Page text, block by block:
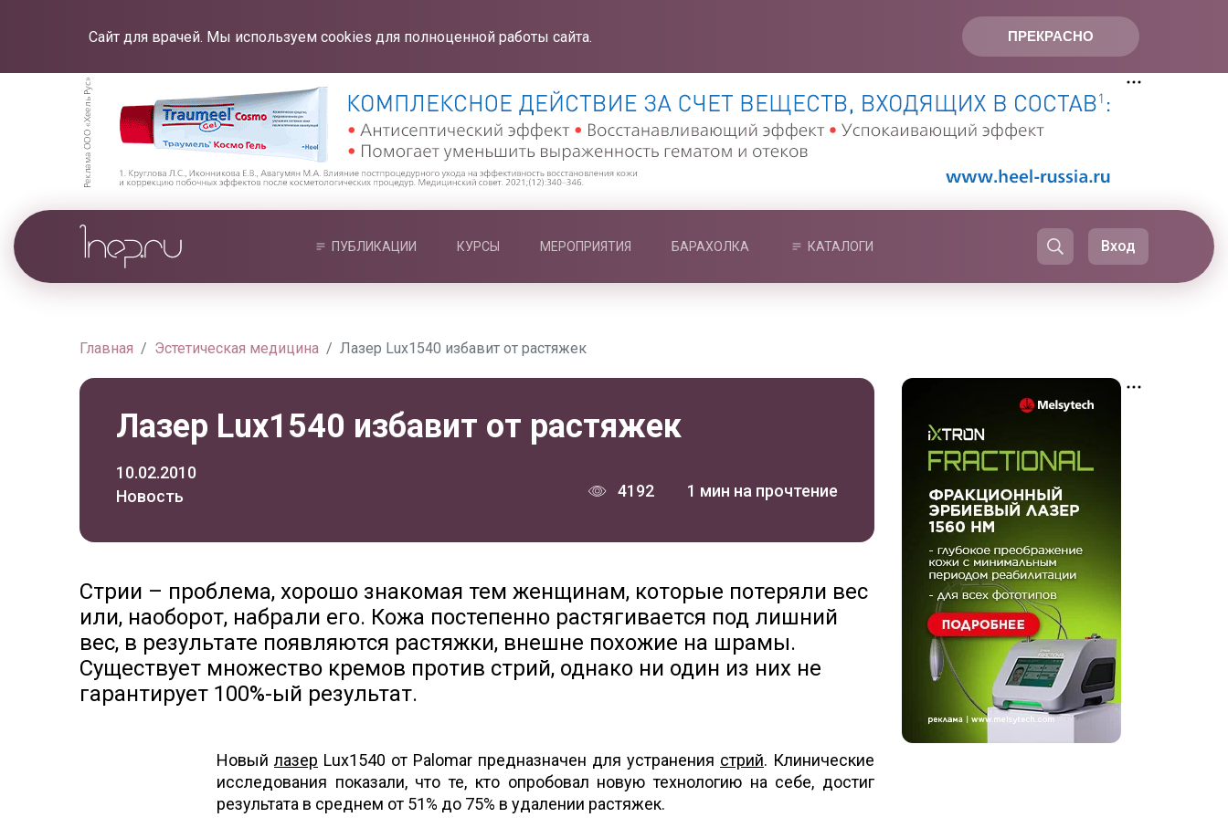
ПРЕКРАСНО
Сайт для врачей. Мы используем cookies для полноценной работы сайта.
ПУБЛИКАЦИИ КУРСЫ МЕРОПРИЯТИЯ БАРАХОЛКА КАТАЛОГИ Вход
Главная Эстетическая медицина Лазер Lux1540 избавит от растяжек
Лазер Lux1540 избавит от растяжек
10.02.2010
Новость
4192 1 мин на прочтение
Стрии – проблема, хорошо знакомая тем женщинам, которые потеряли вес
или, наоборот, набрали его. Кожа постепенно растягивается под лишний
вес, в результате появляются растяжки, внешне похожие на шрамы.
Существует множество кремов против стрий, однако ни один из них не
гарантирует 100%-ый результат.
Новый лазер Lux1540 от Palomar предназначен для устранения стрий. Клинические
исследования показали, что те, кто опробовал новую технологию на себе, достиг
результата в среднем от 51% до 75% в удалении растяжек.